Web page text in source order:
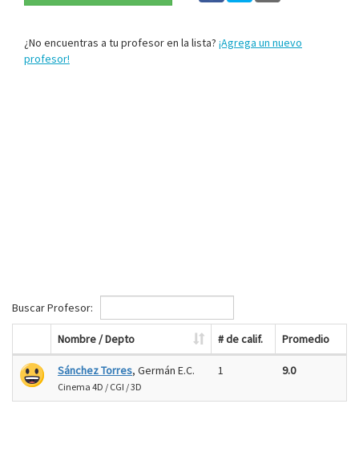
¿No encuentras a tu profesor en la lista? ¡Agrega un nuevo
profesor!
Buscar Profesor:
Nombre / Depto # de calif. Promedio
Sánchez Torres, Germán E.C.
Cinema 4D / CGI / 3D
1 9.0